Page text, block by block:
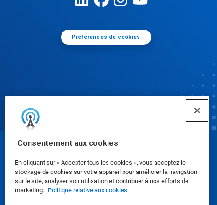
Consentement aux cookies
En cliquant sur « Accepter tous les cookies », vous acceptez le
stockage de cookies sur votre appareil pour améliorer la navigation
sur le site, analyser son utilisation et contribuer à nos efforts de
marketing. Politique relative aux cookies
Préférences de cookies
Fiches de données de sécurité|Politique de
confidentialité|conditions d'utilisation